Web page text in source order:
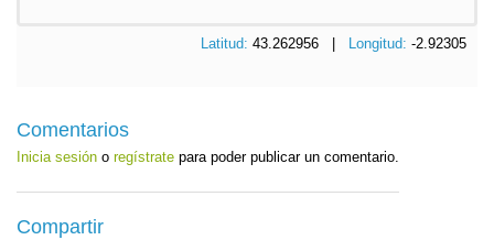
Latitud: 43.262956 | Longitud: -2.92305
Comentarios
Inicia sesión o regístrate para poder publicar un comentario.
Compartir